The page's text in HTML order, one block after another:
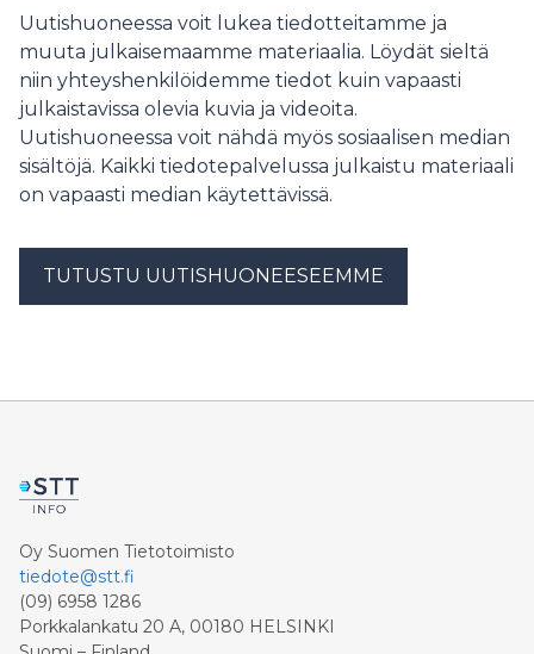
arvioitavaksi ja ratkaistavaksi. Asian tausta,
korkeimmassa hallinto-oikeudessa esitetyt
vaatimukset ja korkeimman hallinto-oikeuden
ratkaisun perustelut ovat luettavissa korkeimman
hallinto-oikeuden internetsivustolla julkaistusta
päätöksestä. KHO 3.7.2026 T 1850
kohteesta saatavat tuotot sopimuksessa määritellyllä
tavalla laskettuna vuosina 2020–2023, B Oy:n osakkaat
korvaavat erotuksen D AB:lle euro eurosta.
Korvausvelvollisuuden synnyttyä A Oy oli maksanut
korvauksen vuosilta 2020–2022 D AB:lle vuonna 2023
ja maksaisi korvauksen vuodelta 2023 vuoden 2024
aikana. A Oy oli kirjannut vuonna 2024 maksettavasta
korvauksesta arvionsa perusteella varauksen tilikauden
2023 kirjanpitoon. A Oy oli myynyt pääosan saamistaan
Uutishuoneessa voit lukea tiedotteitamme ja
muuta julkaisemaamme materiaalia. Löydät sieltä
niin yhteyshenkilöidemme tiedot kuin vapaasti
julkaistavissa olevia kuvia ja videoita.
Uutishuoneessa voit nähdä myös sosiaalisen median
sisältöjä. Kaikki tiedotepalvelussa julkaistu materiaali
on vapaasti median käytettävissä.
TUTUSTU UUTISHUONEESEEMME
Oy Suomen Tietotoimisto
tiedote@stt.fi
(09) 6958 1286
Porkkalankatu 20 A, 00180 HELSINKI